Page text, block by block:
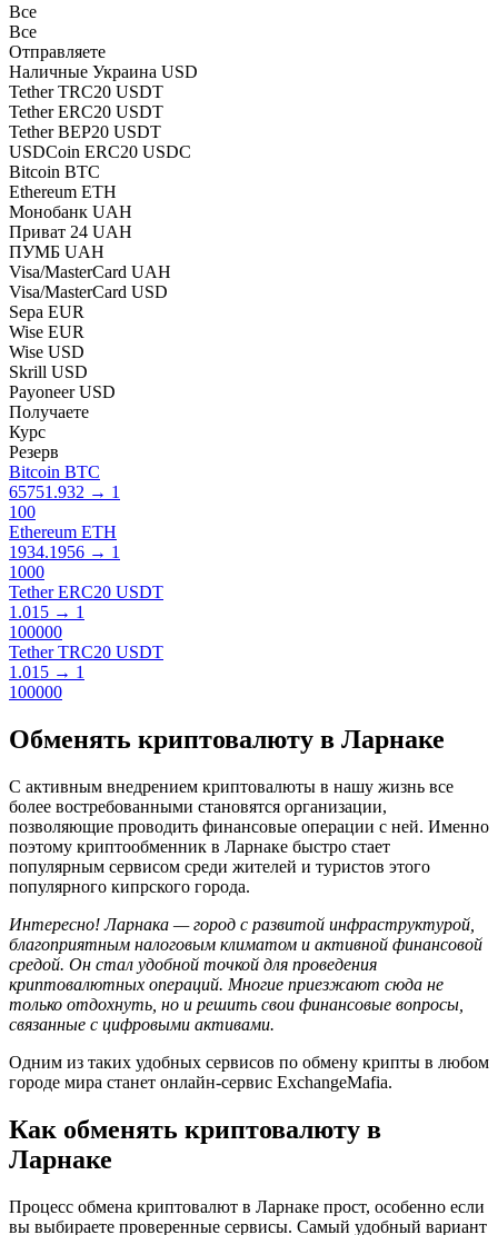
Все
Все
Отправляете
Наличные Украина USD
Tether TRC20 USDT
Tether ERC20 USDT
Tether BEP20 USDT
USDCoin ERC20 USDC
Bitcoin BTC
Ethereum ETH
Монобанк UAH
Приват 24 UAH
ПУМБ UAH
Visa/MasterCard UAH
Visa/MasterCard USD
Sepa EUR
Wise EUR
Wise USD
Skrill USD
Payoneer USD
Получаете
Курс
Резерв
Bitcoin BTC
65751.932 → 1
100
Ethereum ETH
1934.1956 → 1
1000
Tether ERC20 USDT
1.015 → 1
100000
Tether TRC20 USDT
1.015 → 1
100000
Обменять криптовалюту в Ларнаке
С активным внедрением криптовалюты в нашу жизнь все
более востребованными становятся организации,
позволяющие проводить финансовые операции с ней. Именно
поэтому криптообменник в Ларнаке быстро стает
популярным сервисом среди жителей и туристов этого
популярного кипрского города.
Интересно! Ларнака — город с развитой инфраструктурой,
благоприятным налоговым климатом и активной финансовой
средой. Он стал удобной точкой для проведения
криптовалютных операций. Многие приезжают сюда не
только отдохнуть, но и решить свои финансовые вопросы,
связанные с цифровыми активами.
Одним из таких удобных сервисов по обмену крипты в любом
городе мира станет онлайн-сервис ExchangeMafia.
Как обменять криптовалюту в
Ларнаке
Процесс обмена криптовалют в Ларнаке прост, особенно если
вы выбираете проверенные сервисы. Самый удобный вариант